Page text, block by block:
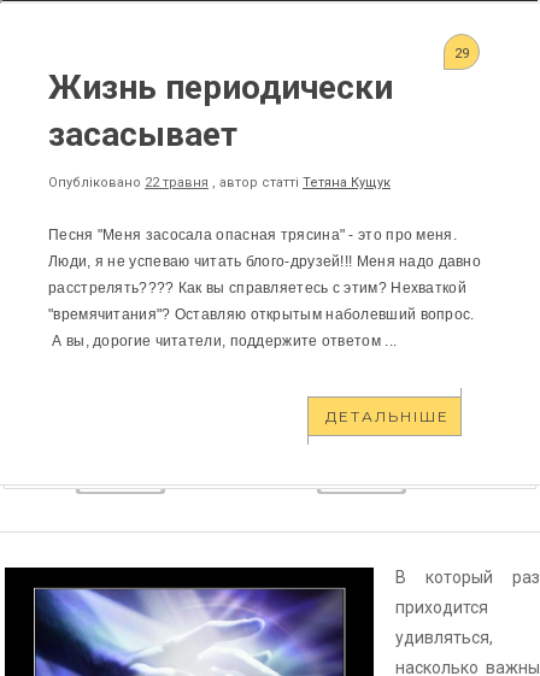
29
Жизнь периодически
засасывает
Опубліковано 22 травня , автор статті Тетяна Кущук
Песня "Меня засосала опасная трясина" - это про меня.
Люди, я не успеваю читать блого-друзей!!! Меня надо давно
расстрелять???? Как вы справляетесь с этим? Нехваткой
"времячитания"? Оставляю открытым наболевший вопрос.
А вы, дорогие читатели, поддержите ответом ...
ДЕТАЛЬНІШЕ
В который раз
приходится
удивляться,
насколько важны